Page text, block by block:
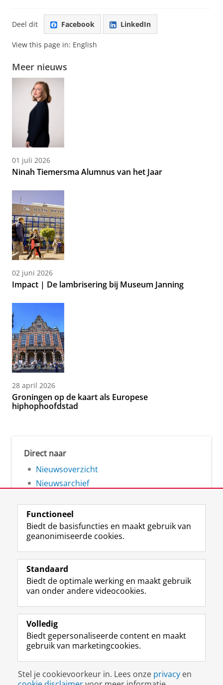
Deel dit Facebook LinkedIn
View this page in: English
Meer nieuws
01 juli 2026
Ninah Tiemersma Alumnus van het Jaar
02 juni 2026
Impact | De lambrisering bij Museum Janning
28 april 2026
Groningen op de kaart als Europese
hiphophoofdstad
Direct naar
Nieuwsoverzicht
Nieuwsarchief
Volg de RUG
F
a
e
b
o
p
a
i
n
a
L
i
k
e
I
-
p
g
i
n
R
S
-
f
e
R
k
s
u
I
n
t
r
m
c
c
o
Y
o
T
e
k
a
a
Studiekiezers
Alumni
Over ons
Disclaimer & Copyright
Inloggen
Functioneel
Biedt de basisfuncties en maakt gebruik van
geanonimiseerde cookies.
Standaard
Biedt de optimale werking en maakt gebruik
van onder andere videocookies.
Volledig
Biedt gepersonaliseerde content en maakt
gebruik van marketingcookies.
Stel je cookievoorkeur in. Lees onze privacy en